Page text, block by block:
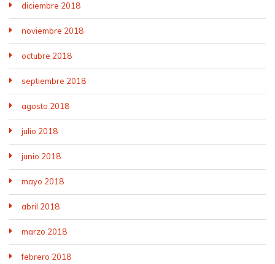
diciembre 2018
noviembre 2018
octubre 2018
septiembre 2018
agosto 2018
julio 2018
junio 2018
mayo 2018
abril 2018
marzo 2018
febrero 2018